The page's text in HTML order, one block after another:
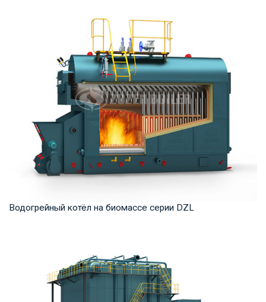
мощность продукта: 0,7-14 МВт Температура...
Водогрейный котёл на биомассе серии DZL
мощность продукта: 1,4-14 МВт Температура ...